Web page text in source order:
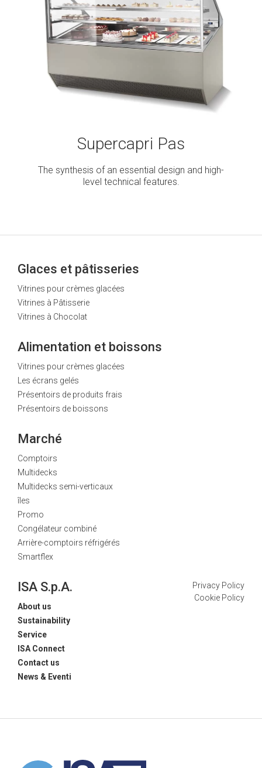
Supercapri Pas
The synthesis of an essential design and high-
level technical features.
Glaces et pâtisseries
Vitrines pour crèmes glacées
Vitrines à Pâtisserie
Vitrines à Chocolat
Alimentation et boissons
Vitrines pour crèmes glacées
Les écrans gelés
Présentoirs de produits frais
Présentoirs de boissons
Marché
Comptoirs
Multidecks
Multidecks semi-verticaux
îles
Promo
Congélateur combiné
Arrière-comptoirs réfrigérés
Smartflex
ISA S.p.A.
About us
Sustainability
Service
ISA Connect
Contact us
News & Eventi
Privacy Policy
Cookie Policy